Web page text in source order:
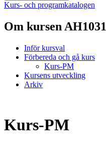
Kurs- och programkatalogen
Om kursen AH1031
Inför kursval
Förbereda och gå kurs
Kurs-PM
Kursens utveckling
Arkiv
Kurs-PM